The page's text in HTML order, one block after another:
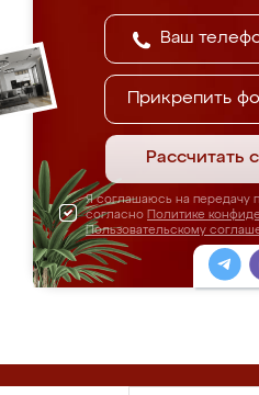
Прикрепить
Рассчитать
Я соглашаюсь на передачу
согласно Политике
Пользовательскому